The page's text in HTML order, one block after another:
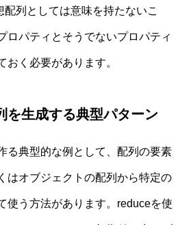
列としては意味を持たないこ
ロパティとそうでないプロパティ
おく必要があります。
を生成する典型パターン
る典型的な例として、配列の要素
はオブジェクトの配列から特定の
使う方法があります。reduceを使